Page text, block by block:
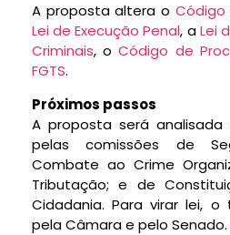
A proposta altera o Código
Lei de Execução Penal, aLei
Criminais, oCódigo de
FGTS.
Próximos passos
A proposta será
pelas comissões de
Combate ao Crime
Tributação; e de
Cidadania. Para virar lei,
pela Câmara e pelo Senado.